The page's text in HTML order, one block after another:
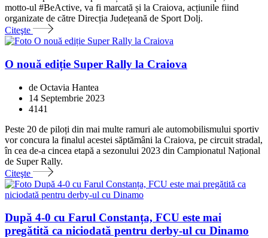
motto-ul #BeActive, va fi marcată și la Craiova, acțiunile fiind
organizate de către Direcția Județeană de Sport Dolj.
Citeşte
O nouă ediție Super Rally la Craiova
de Octavia Hantea
14 Septembrie 2023
4141
Peste 20 de piloți din mai multe ramuri ale automobilismului sportiv
vor concura la finalul acestei săptămâni la Craiova, pe circuit stradal,
în cea de-a cincea etapă a sezonului 2023 din Campionatul Național
de Super Rally.
Citeşte
După 4-0 cu Farul Constanța, FCU este mai
pregătită ca niciodată pentru derby-ul cu Dinamo